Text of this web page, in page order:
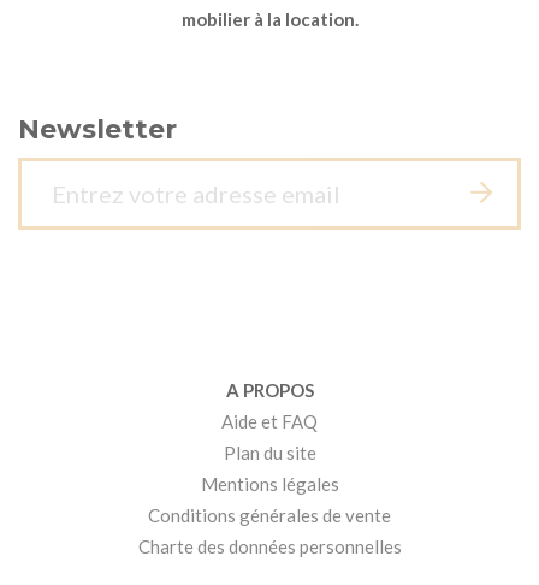
mobilier à la location.
Newsletter
A PROPOS
Aide et FAQ
Plan du site
Mentions légales
Conditions générales de vente
Charte des données personnelles